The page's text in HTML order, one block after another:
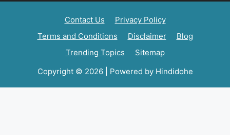
Contact Us
Privacy Policy
Terms and Conditions
Disclaimer
Blog
Trending Topics
Sitemap
Copyright © 2026 | Powered by Hindidohe